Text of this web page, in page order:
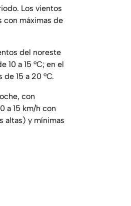
Los vientos
con máximas de
del noreste
10 a 15 °C; en el
15 a 20 °C.
con
a 15 km/h con
altas) y mínimas